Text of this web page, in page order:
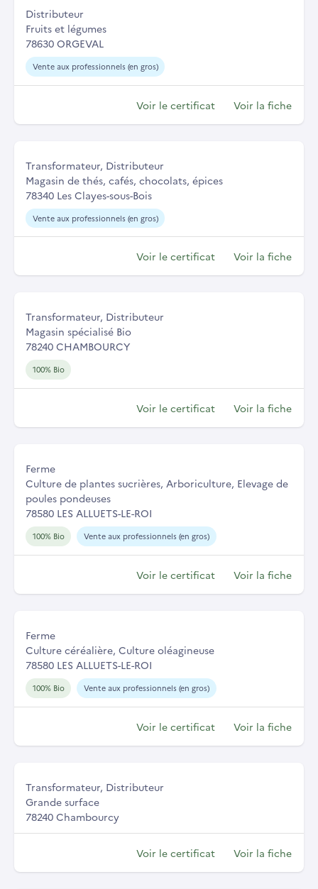
Distributeur
Fruits et légumes
78630 ORGEVAL
Vente aux professionnels (en gros)
Voir le certificat Voir la fiche
Transformateur, Distributeur
Magasin de thés, cafés, chocolats, épices
78340 Les Clayes-sous-Bois
Vente aux professionnels (en gros)
Voir le certificat Voir la fiche
Transformateur, Distributeur
Magasin spécialisé Bio
78240 CHAMBOURCY
100% Bio
Voir le certificat Voir la fiche
Ferme
Culture de plantes sucrières, Arboriculture, Elevage de
poules pondeuses
78580 LES ALLUETS-LE-ROI
100% Bio Vente aux professionnels (en gros)
Voir le certificat Voir la fiche
Ferme
Culture céréalière, Culture oléagineuse
78580 LES ALLUETS-LE-ROI
100% Bio Vente aux professionnels (en gros)
Voir le certificat Voir la fiche
Transformateur, Distributeur
Grande surface
78240 Chambourcy
Voir le certificat Voir la fiche